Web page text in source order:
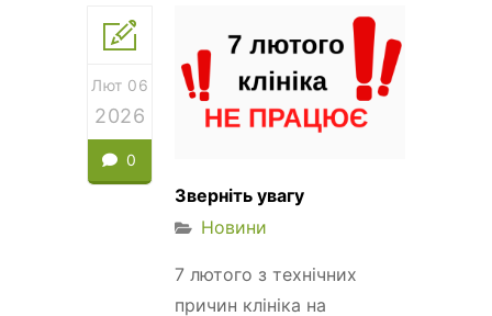
Лют 06
2026
0
Зверніть увагу
Новини
7 лютого з технічних
причин клініка на